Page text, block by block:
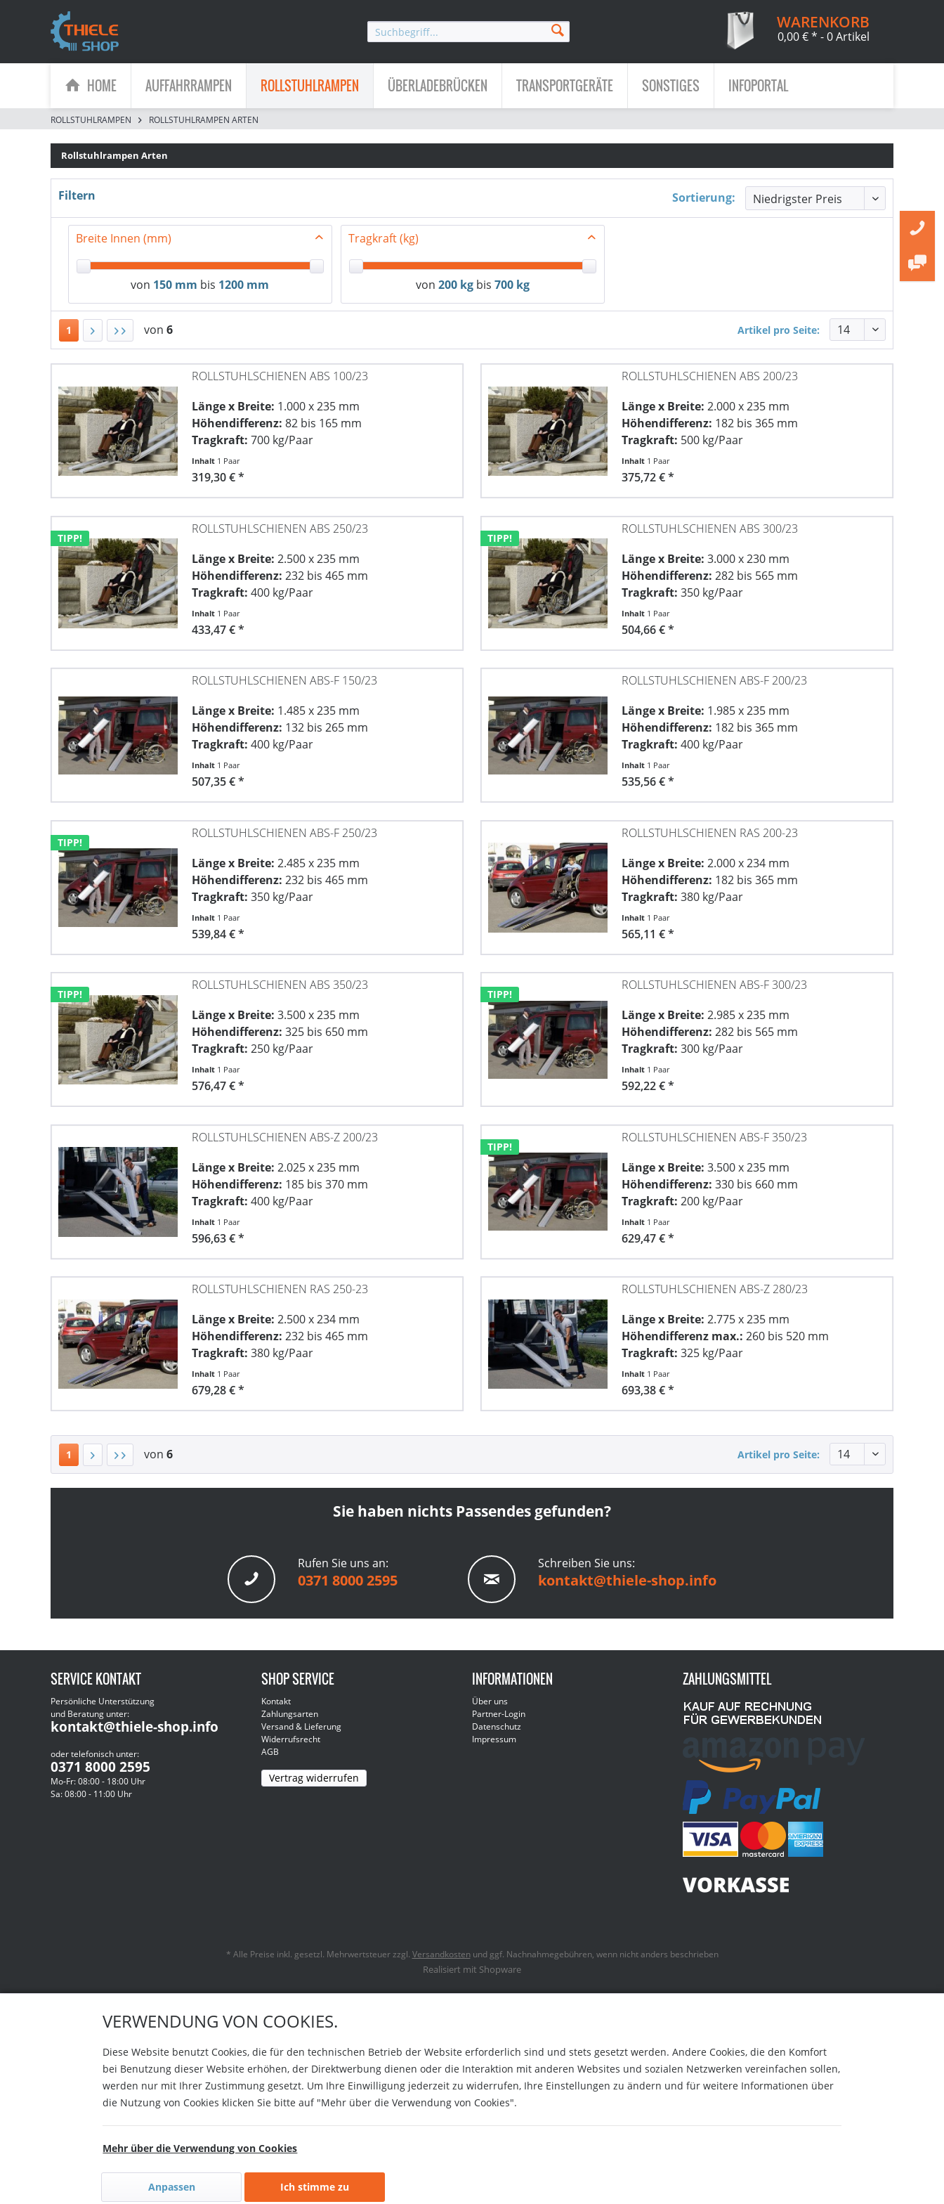
WARENKORB
0,00 € * - 0 Artikel
HOME AUFFAHRRAMPEN ROLLSTUHLRAMPEN ÜBERLADEBRÜCKEN TRANSPORTGERÄTE SONSTIGES INFOPORTAL
ROLLSTUHLRAMPEN ROLLSTUHLRAMPEN ARTEN
Rollstuhlrampen Arten
Filtern Sortierung:
Breite Innen (mm)
von 150 mm bis 1200 mm
Tragkraft (kg)
von 200 kg bis 700 kg
1 von 6 Artikel pro Seite:
ROLLSTUHLSCHIENEN ABS 100/23
Länge x Breite: 1.000 x 235 mm
Höhendifferenz: 82 bis 165 mm
Tragkraft: 700 kg/Paar
Inhalt 1 Paar
319,30 € *
ROLLSTUHLSCHIENEN ABS 200/23
Länge x Breite: 2.000 x 235 mm
Höhendifferenz: 182 bis 365 mm
Tragkraft: 500 kg/Paar
Inhalt 1 Paar
375,72 € *
TIPP!
ROLLSTUHLSCHIENEN ABS 250/23
Länge x Breite: 2.500 x 235 mm
Höhendifferenz: 232 bis 465 mm
Tragkraft: 400 kg/Paar
Inhalt 1 Paar
433,47 € *
TIPP!
ROLLSTUHLSCHIENEN ABS 300/23
Länge x Breite: 3.000 x 230 mm
Höhendifferenz: 282 bis 565 mm
Tragkraft: 350 kg/Paar
Inhalt 1 Paar
504,66 € *
ROLLSTUHLSCHIENEN ABS-F 150/23
Länge x Breite: 1.485 x 235 mm
Höhendifferenz: 132 bis 265 mm
Tragkraft: 400 kg/Paar
Inhalt 1 Paar
507,35 € *
ROLLSTUHLSCHIENEN ABS-F 200/23
Länge x Breite: 1.985 x 235 mm
Höhendifferenz: 182 bis 365 mm
Tragkraft: 400 kg/Paar
Inhalt 1 Paar
535,56 € *
TIPP!
ROLLSTUHLSCHIENEN ABS-F 250/23
Länge x Breite: 2.485 x 235 mm
Höhendifferenz: 232 bis 465 mm
Tragkraft: 350 kg/Paar
Inhalt 1 Paar
539,84 € *
ROLLSTUHLSCHIENEN RAS 200-23
Länge x Breite: 2.000 x 234 mm
Höhendifferenz: 182 bis 365 mm
Tragkraft: 380 kg/Paar
Inhalt 1 Paar
565,11 € *
TIPP!
ROLLSTUHLSCHIENEN ABS 350/23
Länge x Breite: 3.500 x 235 mm
Höhendifferenz: 325 bis 650 mm
Tragkraft: 250 kg/Paar
Inhalt 1 Paar
576,47 € *
TIPP!
ROLLSTUHLSCHIENEN ABS-F 300/23
Länge x Breite: 2.985 x 235 mm
Höhendifferenz: 282 bis 565 mm
Tragkraft: 300 kg/Paar
Inhalt 1 Paar
592,22 € *
ROLLSTUHLSCHIENEN ABS-Z 200/23
Länge x Breite: 2.025 x 235 mm
Höhendifferenz: 185 bis 370 mm
Tragkraft: 400 kg/Paar
Inhalt 1 Paar
596,63 € *
TIPP!
ROLLSTUHLSCHIENEN ABS-F 350/23
Länge x Breite: 3.500 x 235 mm
Höhendifferenz: 330 bis 660 mm
Tragkraft: 200 kg/Paar
Inhalt 1 Paar
629,47 € *
ROLLSTUHLSCHIENEN RAS 250-23
Länge x Breite: 2.500 x 234 mm
Höhendifferenz: 232 bis 465 mm
Tragkraft: 380 kg/Paar
Inhalt 1 Paar
679,28 € *
ROLLSTUHLSCHIENEN ABS-Z 280/23
Länge x Breite: 2.775 x 235 mm
Höhendifferenz max.: 260 bis 520 mm
Tragkraft: 325 kg/Paar
Inhalt 1 Paar
693,38 € *
1 von 6 Artikel pro Seite:
Sie haben nichts Passendes gefunden?
Rufen Sie uns an:
0371 8000 2595
Schreiben Sie uns:
kontakt@thiele-shop.info
SERVICE KONTAKT
Persönliche Unterstützung
und Beratung unter:
kontakt@thiele-shop.info
oder telefonisch unter:
0371 8000 2595
Mo-Fr: 08:00 - 18:00 Uhr
Sa: 08:00 - 11:00 Uhr
SHOP SERVICE
Kontakt
Zahlungsarten
Versand & Lieferung
Widerrufsrecht
AGB
Vertrag widerrufen
INFORMATIONEN
Über uns
Partner-Login
Datenschutz
Impressum
ZAHLUNGSMITTEL
* Alle Preise inkl. gesetzl. Mehrwertsteuer zzgl. Versandkostenund ggf. Nachnahmegebühren, wenn nicht anders beschrieben
Realisiert mit Shopware
VERWENDUNG VON COOKIES.
Diese Website benutzt Cookies, die für den technischen Betrieb der Website erforderlich sind und stets gesetzt werden. Andere Cookies, die den Komfort
bei Benutzung dieser Website erhöhen, der Direktwerbung dienen oder die Interaktion mit anderen Websites und sozialen Netzwerken vereinfachen sollen,
werden nur mit Ihrer Zustimmung gesetzt. Um Ihre Einwilligung jederzeit zu widerrufen, Ihre Einstellungen zu ändern und für weitere Informationen über
die Nutzung von Cookies klicken Sie bitte auf "Mehr über die Verwendung von Cookies".
Mehr über die Verwendung von Cookies
Anpassen Ich stimme zu